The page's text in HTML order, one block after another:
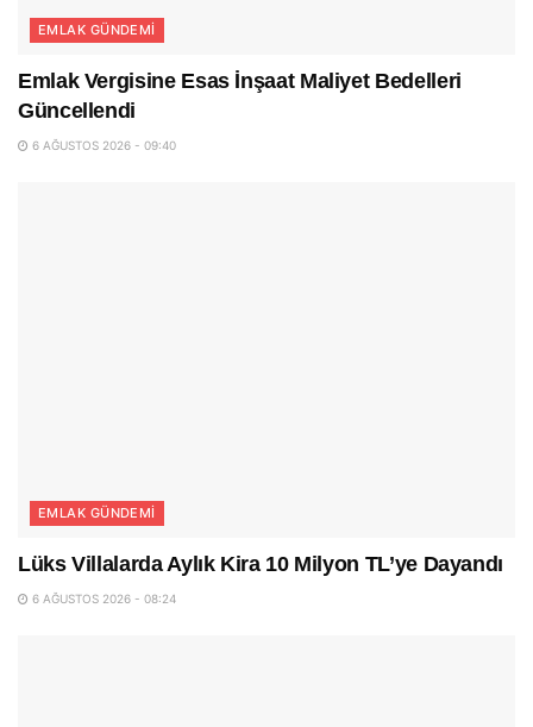
EMLAK GÜNDEMI
Emlak Vergisine Esas İnşaat Maliyet Bedelleri
Güncellendi
6 AĞUSTOS 2026 - 09:40
EMLAK GÜNDEMI
Lüks Villalarda Aylık Kira 10 Milyon TL’ye Dayandı
6 AĞUSTOS 2026 - 08:24